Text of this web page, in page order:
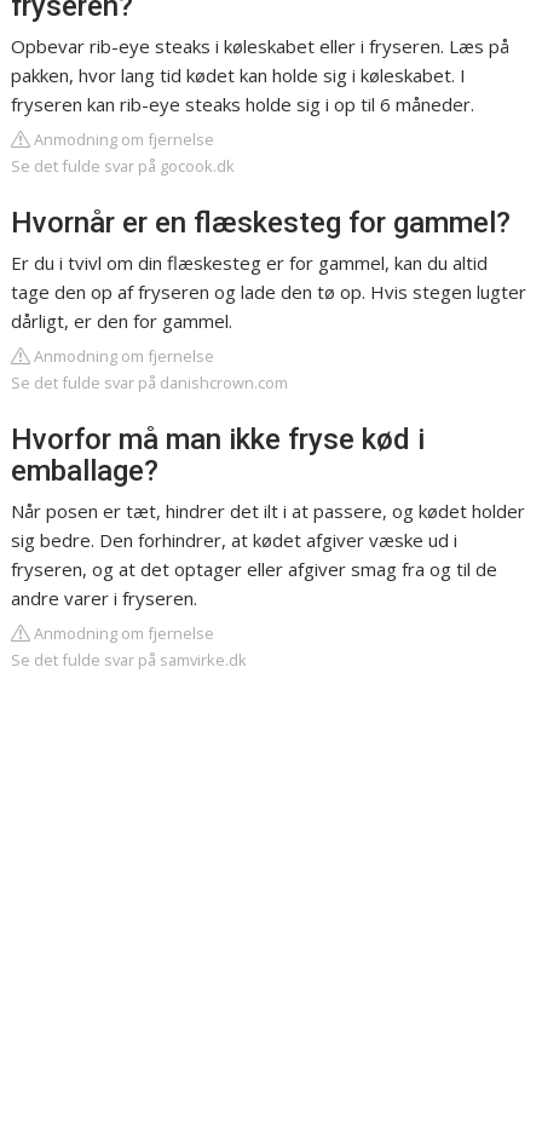
Opbevar rib-eye steaks i køleskabet eller i fryseren. Læs på
pakken, hvor lang tid kødet kan holde sig i køleskabet. I
fryseren kan rib-eye steaks holde sig i op til 6 måneder.
Anmodning om fjernelse
Se det fulde svar på gocook.dk
Hvornår er en flæskesteg for gammel?
Er du i tvivl om din flæskesteg er for gammel, kan du altid
tage den op af fryseren og lade den tø op. Hvis stegen lugter
dårligt, er den for gammel.
Anmodning om fjernelse
Se det fulde svar på danishcrown.com
Hvorfor må man ikke fryse kød i
emballage?
Når posen er tæt, hindrer det ilt i at passere, og kødet holder
sig bedre. Den forhindrer, at kødet afgiver væske ud i
fryseren, og at det optager eller afgiver smag fra og til de
andre varer i fryseren.
Anmodning om fjernelse
Se det fulde svar på samvirke.dk